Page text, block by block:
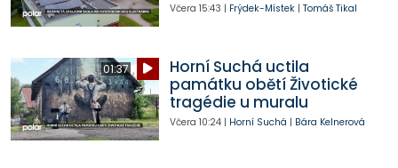
Včera 15:43 | Frýdek-Místek| Tomáš Tikal
01:37
Horní Suchá uctila
památku obětí Životické
tragédie u muralu
Včera 10:24| Horní Suchá | Bára Kelnerová